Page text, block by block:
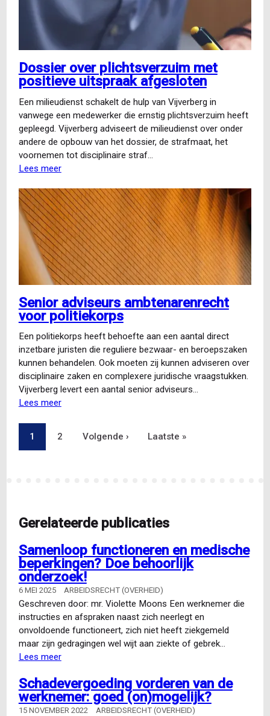
Dossier over plichtsverzuim met
positieve uitspraak afgesloten
Een milieudienst schakelt de hulp van Vijverberg in
vanwege een medewerker die ernstig plichtsverzuim heeft
gepleegd. Vijverberg adviseert de milieudienst over onder
andere de opbouw van het dossier, de strafmaat, het
voornemen tot disciplinaire straf…
Lees meerover
over
plichtsverzuim
met
positieve
uitspraak
afgesloten
Senior adviseurs ambtenarenrecht
voor politiekorps
Een politiekorps heeft behoefte aan een aantal direct
inzetbare juristen die reguliere bezwaar- en beroepszaken
kunnen behandelen. Ook moeten zij kunnen adviseren over
disciplinaire zaken en complexere juridische vraagstukken.
Vijverberg levert een aantal senior adviseurs…
Lees meerover
ambtenarenrecht
Paginering
Pagina
1 Pagina
2 Volgende
Volgende › Laatste
Laatste »
Gerelateerde publicaties
Samenloop functioneren en medische
beperkingen? Doe behoorlijk
onderzoek!
6 MEI 2025 ARBEIDSRECHT (OVERHEID)
Geschreven door: mr. Violette Moons Een werknemer die
instructies en afspraken naast zich neerlegt en
onvoldoende functioneert, zich niet heeft ziekgemeld
maar zijn gedragingen wel wijt aan ziekte of gebrek…
Lees meerover
functioneren
en
medische
Schadevergoeding vorderen van de
werknemer: goed (on)mogelijk?
15 NOVEMBER 2022 ARBEIDSRECHT (OVERHEID)